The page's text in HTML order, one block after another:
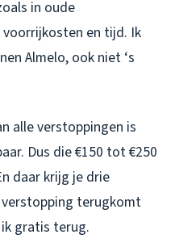
in oude
en tijd. Ik
Almelo, ook niet ‘s
alle verstoppingen is
Dus die €150 tot €250
daar krijg je drie
verstopping terugkomt
gratis terug.